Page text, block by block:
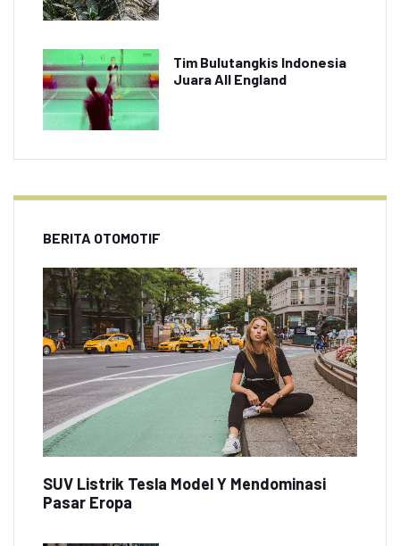
Tim Bulutangkis Indonesia
Juara All England
BERITA OTOMOTIF
SUV Listrik Tesla Model Y Mendominasi
Pasar Eropa